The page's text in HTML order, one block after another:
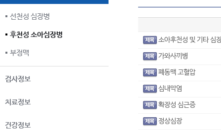
선천성 심장병
후천성 소아심장병
부정맥
검사정보
치료정보
건강정보
소아후천성 및 기타 심
가와사끼병
폐동맥 고혈압
심내막염
확장성 심근증
정상심장